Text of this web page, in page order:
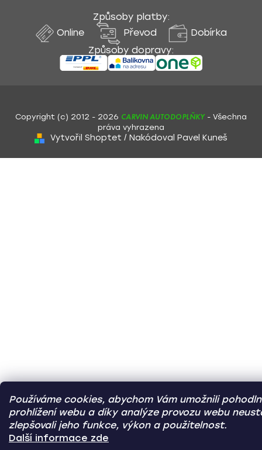
Používáme cookies, abychom Vám umožnili
prohlížení webu a díky analýze provozu webu
zlepšovali jeho funkce, výkon a použitelnost.
Další informace zde
Způsoby platby:
Online
Převod
Dobírka
Způsoby dopravy:
Copyright (c) 2012 - 2026 CARVIN AUTODOPLŇKY- Všechna
práva vyhrazena
Vytvořil Shoptet / Nakódoval Pavel Kuneš